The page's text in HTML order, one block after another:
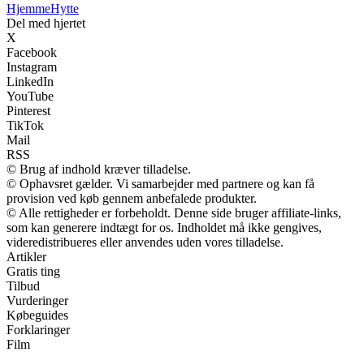
HjemmeHytte
Del med hjertet
X
Facebook
Instagram
LinkedIn
YouTube
Pinterest
TikTok
Mail
RSS
© Brug af indhold kræver tilladelse.
© Ophavsret gælder. Vi samarbejder med partnere og kan få
provision ved køb gennem anbefalede produkter.
© Alle rettigheder er forbeholdt. Denne side bruger affiliate-links,
som kan generere indtægt for os. Indholdet må ikke gengives,
videredistribueres eller anvendes uden vores tilladelse.
Artikler
Gratis ting
Tilbud
Vurderinger
Købeguides
Forklaringer
Film